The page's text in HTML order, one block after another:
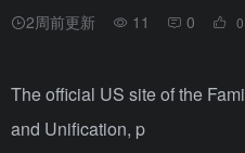
2周前更新 11 0 0
The official US site of the
and Unification, p